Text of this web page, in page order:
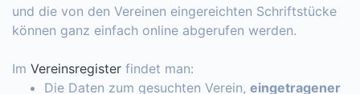
und die von den Vereinen eingereichten Schriftstücke
können ganz einfach online abgerufen werden.
Im Vereinsregister findet man:
Die Daten zum gesuchten Verein, eingetragener